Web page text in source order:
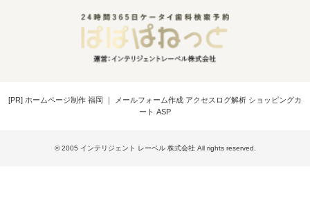
[PR] ホームページ制作 福岡 ｜
メールフォーム作成 アクセスログ解析 ショッピングカ
ート ASP
© 2005 インテリジェント レーベル 株式会社 All rights reserved.